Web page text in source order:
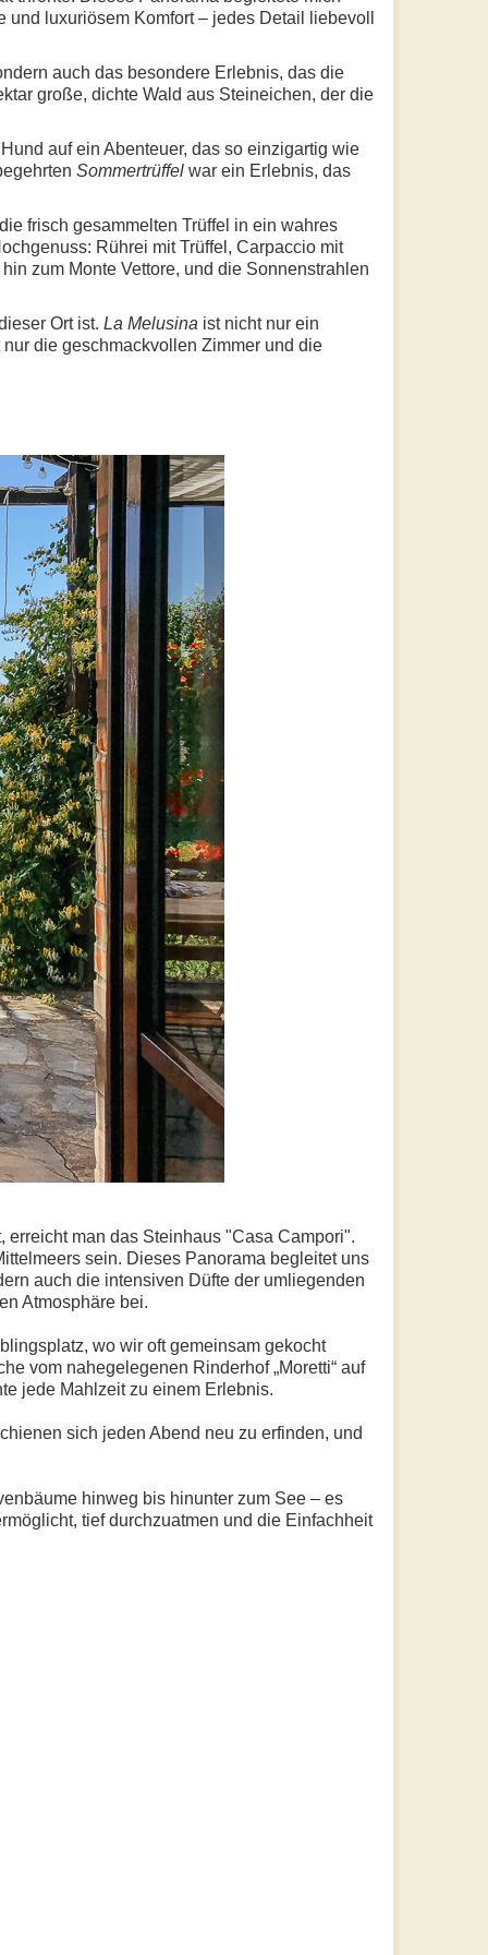
luxuriösem Komfort – jedes Detail liebevoll
auch das besondere Erlebnis, das die
große, dichte Wald aus Steineichen, der die
auf ein Abenteuer, das so einzigartig wie
Sommertrüffel war ein Erlebnis, das
frisch gesammelten Trüffel in ein wahres
Rührei mit Trüffel, Carpaccio mit
zum Monte Vettore, und die Sonnenstrahlen
Ort ist. La Melusina ist nicht nur ein
die geschmackvollen Zimmer und die
man das Steinhaus "Casa Campori".
sein. Dieses Panorama begleitet uns
auch die intensiven Düfte der umliegenden
Atmosphäre bei.
wo wir oft gemeinsam gekocht
vom nahegelegenen Rinderhof „Moretti“ auf
jede Mahlzeit zu einem Erlebnis.
sich jeden Abend neu zu erfinden, und
hinweg bis hinunter zum See – es
tief durchzuatmen und die Einfachheit